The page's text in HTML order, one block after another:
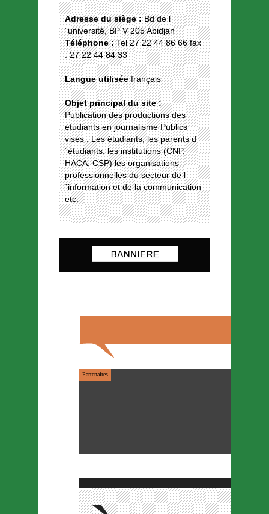
Adresse du siège :Bd de l
´université, BP V 205 Abidjan
Téléphone :Tel 27 22 44 86 66 fax
: 27 22 44 84 33
Langue utiliséefrançais
Objet principal du site :
Publication des productions des
étudiants en journalisme Publics
visés : Les étudiants, les parents d
´étudiants, les institutions (CNP,
HACA, CSP) les organisations
professionnelles du secteur de l
´information et de la communication
etc.
Partenaires